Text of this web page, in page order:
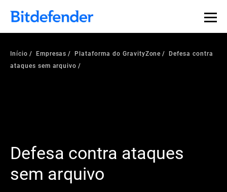
Início Empresas Plataforma do GravityZone
Defesa contra
ataques sem arquivo
Defesa contra ataques
sem arquivo